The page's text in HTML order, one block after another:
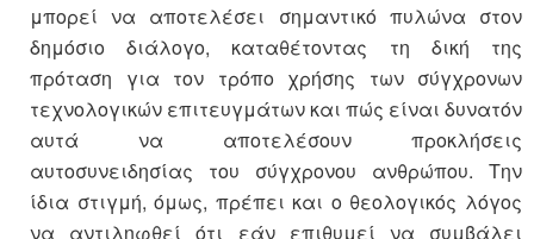
μπορεί να αποτελέσει σημαντικό πυλώνα στον
δημόσιο διάλογο, καταθέτοντας τη δική της
πρόταση για τον τρόπο χρήσης των σύγχρονων
τεχνολογικών επιτευγμάτων και πώς είναι δυνατόν
αυτά να αποτελέσουν προκλήσεις
αυτοσυνειδησίας του σύγχρονου ανθρώπου. Την
ίδια στιγμή, όμως, πρέπει και ο θεολογικός λόγος
να αντιληφθεί ότι εάν επιθυμεί να συμβάλει